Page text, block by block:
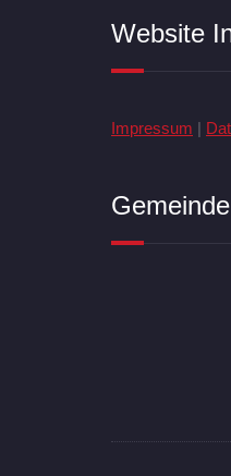
Website
Impressum |